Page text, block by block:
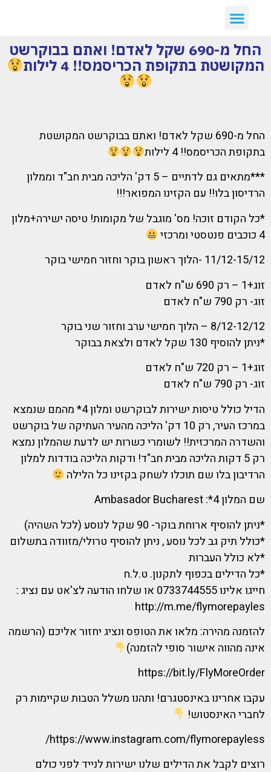
החל מ-690 שקל לאדם! ואתם בבוקרשט
המקושטת בתקופת הכריסמס!! 4 לילות
החל מ-690 שקל לאדם! ואתם בבוקרשט המקושטת
בתקופת הכריסמס!! 4 לילות
***מתאים גם לדתיים – 5 דק' הליכה מבית חב"ד וממלון
הרדיסון בלו!! עם הקזינו המפואר!!!
*כל הקודם זוכה! מס' מוגבל של מקומות! טיסה ישירה+מלון
4 כוכבים פנטסטי ומרכזי
11/12-15/12 -הלוך ראשון בוקר וחזור חמישי בוקר
זוג+1 – רק 690 ש"ח לאדם
זוג- רק 790 ש"ח לאדם
8/12-12/12 – הלוך חמישי ערב וחזור שני בוקר
*ניתן להוסיף 130 שקל לאדם ולצאת בבוקר
זוג+1 – רק 720 ש"ח לאדם
זוג- רק 790 ש"ח לאדם
הדיל כולל טיסות ישירות לבוקרשט ומלון 4* מהמם שנמצא
במרכז העיר, רק 10 דק' הליכה מהעיר העתיקה של בוקרשט
והשדרה המרכזית!! לשומרי כשרות יש לדעת שהמלון נמצא
רק 5 דקות הליכה מבית חב"ד! ודקות הליכה בודדות למלון
הרדיבון בלו שם תוכלו לשחק בקזינו כל הלילה
שם המלון 4*: Ambasador Bucharest
*ניתן להוסיף ארוחת בוקר- 90 שקל לנוסע (לכל השהיה)
*כולל תיק גב לכל נוסע , ניתן להוסיף טרולי/מזוודה בתשלום
*לא כולל העברות
*כל הדילים בכפוף לתקנון. ט.ל.ח
חייגו אלינו 0733744555 או שלחו הודעה לצ'אט עם נציג :
http://m.me/flymorepayles
להזמנה מהירה: מלאו את הטופס ונציג יחזור אליכם (הרשמה
אינה מהווה אישור סופי להזמנה)
https://bit.ly/FlyMoreOrder
עקבו אחרינו באינסטגרם! ותהנו משלל הטבות שקיימות רק
לחברי האינסטוש!
https://www.instagram.com/flymorepayless/
רוצים לקבל את הדילים שלנו ישירות לנייד לפני כולם